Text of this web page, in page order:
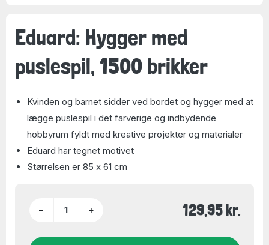
Eduard: Hygger med
puslespil, 1500 brikker
Kvinden og barnet sidder ved bordet og hygger med at
lægge puslespil i det farverige og indbydende
hobbyrum fyldt med kreative projekter og materialer
Eduard har tegnet motivet
Størrelsen er 85 x 61 cm
− + 129,95 kr.